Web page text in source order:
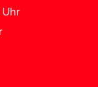
Uhr